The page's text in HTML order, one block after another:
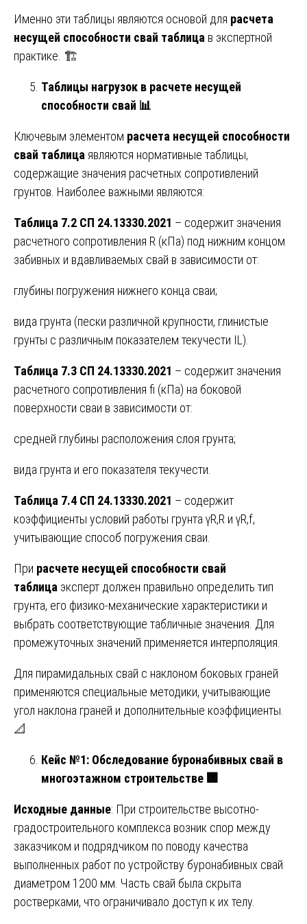
Именно эти таблицы являются основой для расчета
несущей способности свай таблица в экспертной
практике. 🏗️
Таблицы нагрузок в расчете несущей
способности свай 📊
Ключевым элементом расчета несущей способности
свай таблица являются нормативные таблицы,
содержащие значения расчетных сопротивлений
грунтов. Наиболее важными являются:
Таблица 7.2 СП 24.13330.2021 – содержит значения
расчетного сопротивления R (кПа) под нижним концом
забивных и вдавливаемых свай в зависимости от:
глубины погружения нижнего конца сваи;
вида грунта (пески различной крупности, глинистые
грунты с различным показателем текучести IL).
Таблица 7.3 СП 24.13330.2021 – содержит значения
расчетного сопротивления fi (кПа) на боковой
поверхности сваи в зависимости от:
средней глубины расположения слоя грунта;
вида грунта и его показателя текучести.
Таблица 7.4 СП 24.13330.2021 – содержит
коэффициенты условий работы грунта γR,R и γR,f,
учитывающие способ погружения сваи.
При расчете несущей способности свай
таблица эксперт должен правильно определить тип
грунта, его физико-механические характеристики и
выбрать соответствующие табличные значения. Для
промежуточных значений применяется интерполяция.
Для пирамидальных свай с наклоном боковых граней
применяются специальные методики, учитывающие
угол наклона граней и дополнительные коэффициенты.
📐
Кейс №1: Обследование буронабивных свай в
многоэтажном строительстве 🏢
Исходные данные: При строительстве высотно-
градостроительного комплекса возник спор между
заказчиком и подрядчиком по поводу качества
выполненных работ по устройству буронабивных свай
диаметром 1200 мм. Часть свай была скрыта
ростверками, что ограничивало доступ к их телу.